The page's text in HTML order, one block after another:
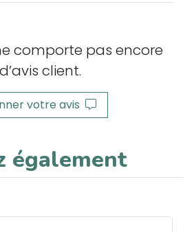
comporte pas encore
d’avis client.
votre avis
également